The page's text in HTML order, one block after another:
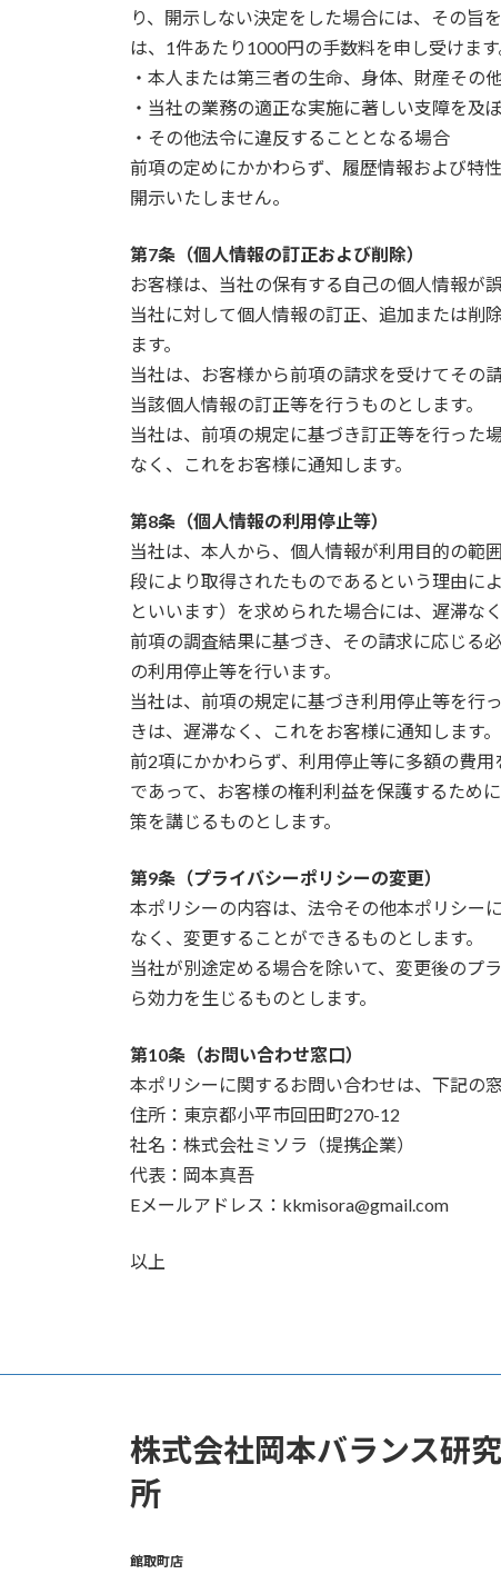
り、開示しない決定をした場合には、その旨
は、1件あたり1000円の手数料を申し受けます
・本人または第三者の生命、身体、財産その
・当社の業務の適正な実施に著しい支障を及
・その他法令に違反することとなる場合
前項の定めにかかわらず、履歴情報および特
開示いたしません。
第7条（個人情報の訂正および削除）
お客様は、当社の保有する自己の個人情報が
当社に対して個人情報の訂正、追加または削
ます。
当社は、お客様から前項の請求を受けてその
当該個人情報の訂正等を行うものとします。
当社は、前項の規定に基づき訂正等を行った
なく、これをお客様に通知します。
第8条（個人情報の利用停止等）
当社は、本人から、個人情報が利用目的の範
段により取得されたものであるという理由に
といいます）を求められた場合には、遅滞な
前項の調査結果に基づき、その請求に応じる
の利用停止等を行います。
当社は、前項の規定に基づき利用停止等を行
きは、遅滞なく、これをお客様に通知します。
前2項にかかわらず、利用停止等に多額の費
であって、お客様の権利利益を保護するため
策を講じるものとします。
第9条（プライバシーポリシーの変更）
本ポリシーの内容は、法令その他本ポリシー
なく、変更することができるものとします。
当社が別途定める場合を除いて、変更後のプ
ら効力を生じるものとします。
第10条（お問い合わせ窓口）
本ポリシーに関するお問い合わせは、下記の
住所：東京都小平市回田町270-12
社名：株式会社ミソラ（提携企業）
代表：岡本真吾
Eメールアドレス：kkmisora@gmail.com
以上
株式会社岡本バランス研究
所
館取町店